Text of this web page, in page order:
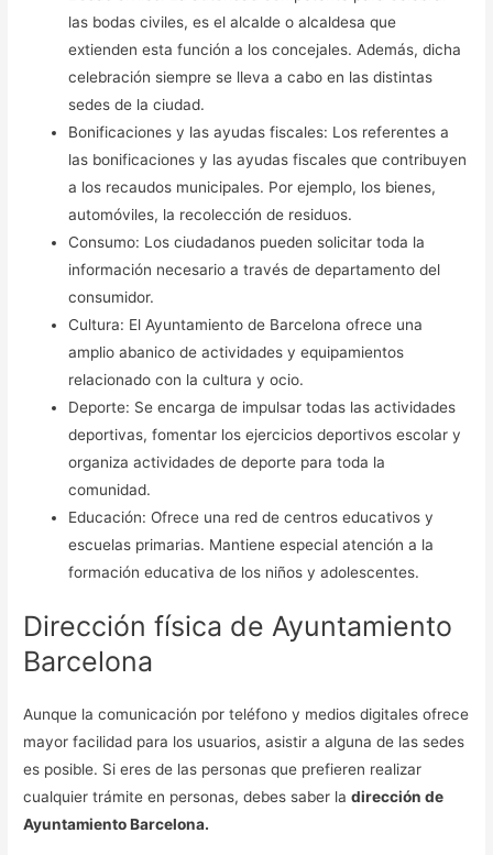
las bodas civiles, es el alcalde o alcaldesa que
extienden esta función a los concejales. Además, dicha
celebración siempre se lleva a cabo en las distintas
sedes de la ciudad.
Bonificaciones y las ayudas fiscales: Los referentes a
las bonificaciones y las ayudas fiscales que contribuyen
a los recaudos municipales. Por ejemplo, los bienes,
automóviles, la recolección de residuos.
Consumo: Los ciudadanos pueden solicitar toda la
información necesario a través de departamento del
consumidor.
Cultura: El Ayuntamiento de Barcelona ofrece una
amplio abanico de actividades y equipamientos
relacionado con la cultura y ocio.
Deporte: Se encarga de impulsar todas las actividades
deportivas, fomentar los ejercicios deportivos escolar y
organiza actividades de deporte para toda la
comunidad.
Educación: Ofrece una red de centros educativos y
escuelas primarias. Mantiene especial atención a la
formación educativa de los niños y adolescentes.
Dirección física de Ayuntamiento
Barcelona
Aunque la comunicación por teléfono y medios digitales ofrece
mayor facilidad para los usuarios, asistir a alguna de las sedes
es posible. Si eres de las personas que prefieren realizar
cualquier trámite en personas, debes saber ladirección de
Ayuntamiento Barcelona.